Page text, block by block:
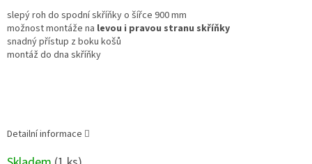
cena:
slepý roh do spodní skříňky o šířce 900 mm
možnost montáže na levou i pravou stranu skříňky
snadný přístup z boku košů
montáž do dna skříňky
Detailní informace